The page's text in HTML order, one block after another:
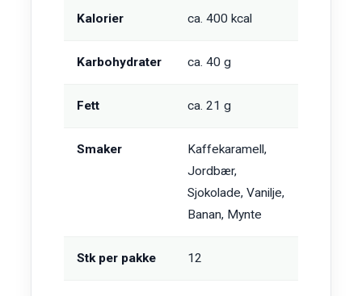
Kalorier ca. 400 kcal
Karbohydrater ca. 40 g
Fett ca. 21 g
Smaker
Kaffekaramell,
Jordbær,
Sjokolade, Vanilje,
Banan, Mynte
Stk per pakke 12